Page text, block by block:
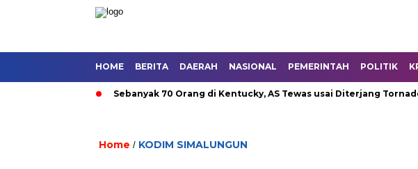
HOME BERITA DAERAH NASIONAL PEMERINTAH POLITIK
Sebanyak 70 Orang di Kentucky, AS Tewas usai Diterjang Tornado
Home / KODIM SIMALUNGUN